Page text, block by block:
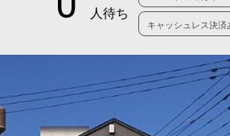
キャッシュレス決済